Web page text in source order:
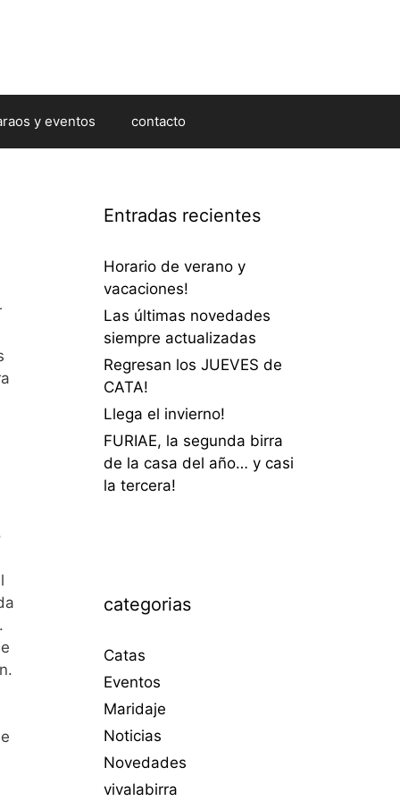
y eventos contacto
Entradas recientes
Horario de verano y
vacaciones!
Las últimas novedades
siempre actualizadas
Regresan los JUEVES de
CATA!
Llega el invierno!
FURIAE, la segunda birra
de la casa del año… y casi
la tercera!
categorias
Catas
Eventos
Maridaje
Noticias
Novedades
vivalabirra